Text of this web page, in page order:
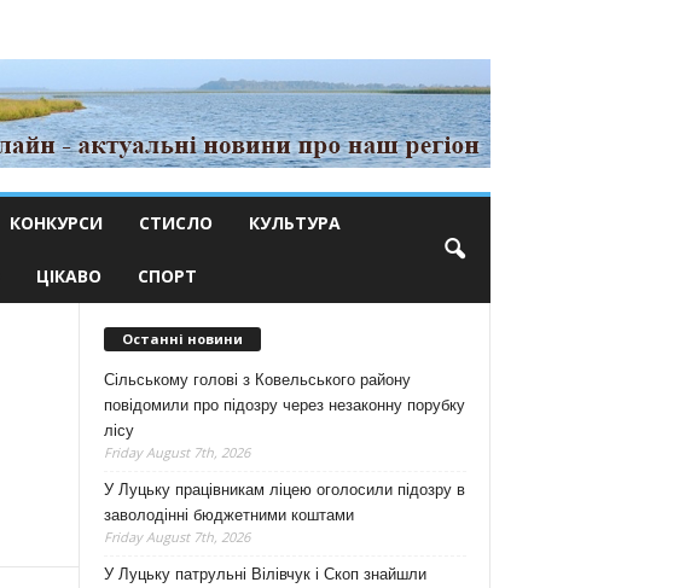
КОНКУРСИ СТИСЛО КУЛЬТУРА
ЦІКАВО СПОРТ
Останні новини
Сільському голові з Ковельського району
повідомили про підозру через незаконну порубку
лісу
Friday August 7th, 2026
У Луцьку працівникам ліцею оголосили підозру в
заволодінні бюджетними коштами
Friday August 7th, 2026
У Луцьку патрульні Вілівчук і Скоп знайшли